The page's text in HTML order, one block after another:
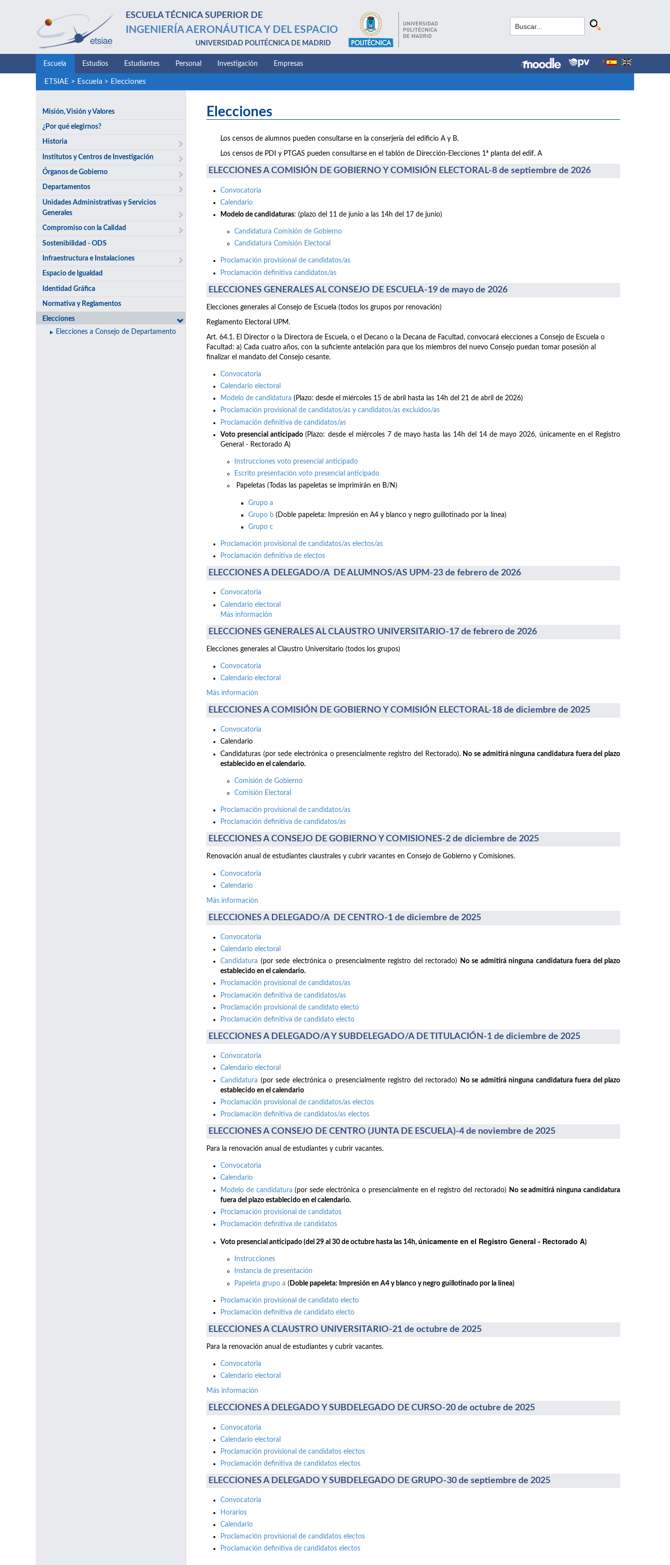
ESCUELA TÉCNICA SUPERIOR DE
INGENIERÍA AERONÁUTICA Y DEL ESPACIO
UNIVERSIDAD POLITÉCNICA DE MADRID
Escuela Estudios Estudiantes Personal Investigación Empresas
ETSIAE > Escuela> Elecciones
Misión, Visión y Valores
¿Por qué elegirnos?
Historia
Institutos y Centros de Investigación
Órganos de Gobierno
Departamentos
Unidades Administrativas y Servicios
Generales
Compromiso con la Calidad
Sostenibilidad - ODS
Infraestructura e Instalaciones
Espacio de Igualdad
Identidad Gráfica
Normativa y Reglamentos
Elecciones
Elecciones a Consejo de Departamento
Elecciones
Los censos de alumnos pueden consultarse en la conserjería del edificio A y B.
Los censos de PDI y PTGAS pueden consultarse en el tablón de Dirección-Elecciones 1ª planta del edif. A
ELECCIONES A COMISIÓN DE GOBIERNO Y COMISIÓN ELECTORAL-8 de septiembre de 2026
Convocatoria
Calendario
Modelo de candidaturas: (plazo del 11 de junio a las 14h del 17 de junio)
Candidatura Comisión de Gobierno
Candidatura Comisión Electoral
Proclamación provisional de candidatos/as
Proclamación definitiva candidatos/as
ELECCIONES GENERALES AL CONSEJO DE ESCUELA-19 de mayo de 2026
Elecciones generales al Consejo de Escuela (todos los grupos por renovación)
Reglamento Electoral UPM.
Art. 64.1. El Director o la Directora de Escuela, o el Decano o la Decana de Facultad, convocará elecciones a Consejo de Escuela o
Facultad: a) Cada cuatro años, con la suficiente antelación para que los miembros del nuevo Consejo puedan tomar posesión al
finalizar el mandato del Consejo cesante.
Convocatoria
Calendario electoral
Modelo de candidatura (Plazo: desde el miércoles 15 de abril hasta las 14h del 21 de abril de 2026)
Proclamación provisional de candidatos/as y candidatos/as excluidos/as
Proclamación definitiva de candidatos/as
Voto presencial anticipado(Plazo: desde el miércoles 7 de mayo hasta las 14h del 14 de mayo 2026, únicamente en el Registro
General - Rectorado A)
Instrucciones voto presencial anticipado
Escrito presentación voto presencial anticipado
Papeletas (Todas las papeletas se imprimirán en B/N)
Grupo a
Grupo b (Doble papeleta: Impresión en A4 y blanco y negro guillotinado por la línea)
Grupo c
Proclamación provisional de candidatos/as electos/as
Proclamación definitiva de electos
ELECCIONES A DELEGADO/A DE ALUMNOS/AS UPM-23 de febrero de 2026
Convocatoria
Calendario electoral
Más información
ELECCIONES GENERALES AL CLAUSTRO UNIVERSITARIO-17 de febrero de 2026
Elecciones generales al Claustro Universitario (todos los grupos)
Convocatoria
Calendario electoral
Más información
ELECCIONES A COMISIÓN DE GOBIERNO Y COMISIÓN ELECTORAL-18 de diciembre de 2025
Convocatoria
Calendario
Candidaturas (por sede electrónica o presencialmente registro del Rectorado). No se admitirá ninguna candidatura fuera del plazo
establecido en el calendario.
Comisión de Gobierno
Comisión Electoral
Proclamación provisional de candidatos/as
Proclamación definitiva de candidatos/as
ELECCIONES A CONSEJO DE GOBIERNO Y COMISIONES-2 de diciembre de 2025
Renovación anual de estudiantes claustrales y cubrir vacantes en Consejo de Gobierno y Comisiones.
Convocatoria
Calendario
Más información
ELECCIONES A DELEGADO/A DE CENTRO-1 de diciembre de 2025
Convocatoria
Calendario electoral
Candidatura (por sede electrónica o presencialmente registro del rectorado)
No se admitirá ninguna candidatura fuera del plazo
establecido en el calendario.
Proclamación provisional de candidatos/as
Proclamación definitiva de candidatos/as
Proclamación provisional de candidato electo
Proclamación definitiva de candidato electo
ELECCIONES A DELEGADO/A Y SUBDELEGADO/A DE TITULACIÓN-1 de diciembre de 2025
Convocatoria
Calendario electoral
Candidatura (por sede electrónica o presencialmente registro del rectorado)
No se admitirá ninguna candidatura fuera del plazo
establecido en el calendario
Proclamación provisional de candidatos/as electos
Proclamación definitiva de candidatos/as electos
ELECCIONES A CONSEJO DE CENTRO (JUNTA DE ESCUELA)-4 de noviembre de 2025
Para la renovación anual de estudiantes y cubrir vacantes.
Convocatoria
Calendario
Modelo de candidatura (por sede electrónica o presencialmente en el registro del rectorado) No se admitirá ninguna candidatura
fuera del plazo establecido en el calendario.
Proclamación provisional de candidatos
Proclamación definitiva de candidatos
Voto presencial anticipado (del 29 al 30 de octubre hasta las 14h, únicamente en el Registro General - Rectorado A)
Instrucciones
Instancia de presentación
Papeleta grupo a ( Doble papeleta: Impresión en A4 y blanco y negro guillotinado por la línea)
Proclamación provisional de candidato electo
Proclamación definitiva de candidato electo
ELECCIONES A CLAUSTRO UNIVERSITARIO-21 de octubre de 2025
Para la renovación anual de estudiantes y cubrir vacantes.
Convocatoria
Calendario electoral
Más información
ELECCIONES A DELEGADO Y SUBDELEGADO DE CURSO-20 de octubre de 2025
Convocatoria
Calendario electoral
Proclamación provisional de candidatos electos
Proclamación definitiva de candidatos electos
ELECCIONES A DELEGADO Y SUBDELEGADO DE GRUPO-30 de septiembre de 2025
Convocatoria
Horarios
Calendario
Proclamación provisional de candidatos electos
Proclamación definitiva de candidatos electos